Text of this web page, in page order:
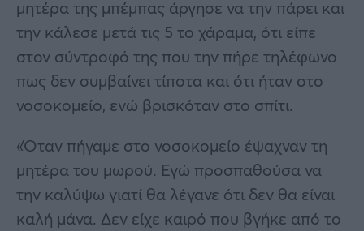
μητέρα της μπέμπας άργησε να την πάρει και
την κάλεσε μετά τις 5 το χάραμα, ότι είπε
στον σύντροφό της που την πήρε τηλέφωνο
πως δεν συμβαίνει τίποτα και ότι ήταν στο
νοσοκομείο, ενώ βρισκόταν στο σπίτι.
«Όταν πήγαμε στο νοσοκομείο έψαχναν τη
μητέρα του μωρού. Εγώ προσπαθούσα να
την καλύψω γιατί θα λέγανε ότι δεν θα είναι
καλή μάνα. Δεν είχε καιρό που βγήκε από το